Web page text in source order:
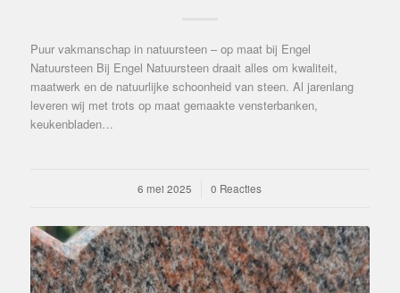
Puur vakmanschap in natuursteen – op maat bij Engel
Natuursteen Bij Engel Natuursteen draait alles om kwaliteit,
maatwerk en de natuurlijke schoonheid van steen. Al jarenlang
leveren wij met trots op maat gemaakte vensterbanken,
keukenbladen…
6 mei 2025
/ 0 Reacties